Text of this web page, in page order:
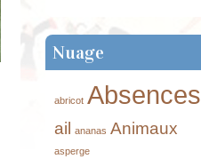
Nuage
abricot Absences
ail ananas Animaux
asperge